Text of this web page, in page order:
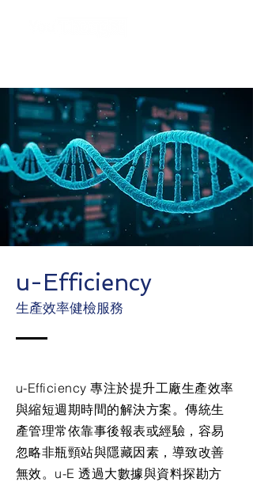
u-Efficiency
生產效率健檢服務
u-Efficiency 專注於提升工廠生產效率
與縮短週期時間的解決方案。傳統生
產管理常依靠事後報表或經驗，容易
忽略非瓶頸站與隱藏因素，導致改善
無效。u-E 透過大數據與資料探勘方